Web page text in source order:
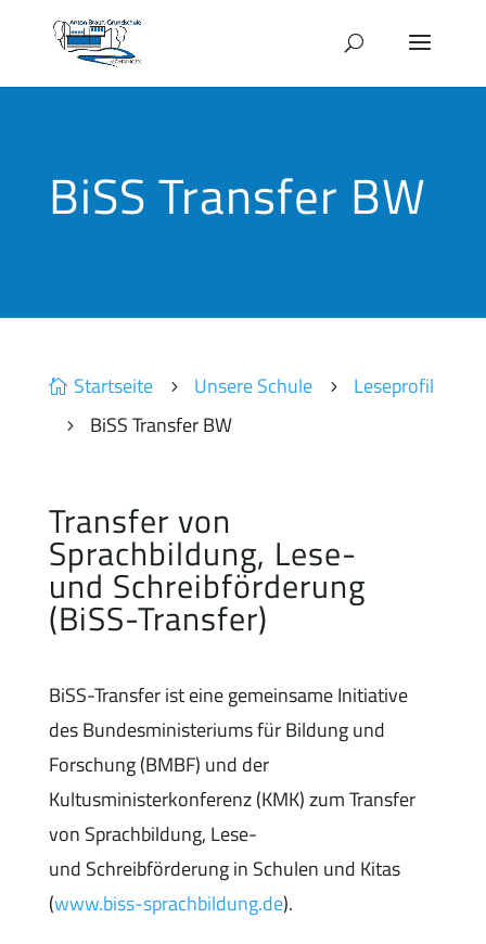
BiSS Transfer BW
 Startseite 5 Unsere Schule 5 Leseprofil
5 BiSS Transfer BW
Transfer von
Sprachbildung, Lese-
und Schreibförderung
(BiSS-Transfer)
BiSS-Transfer ist eine gemeinsame Initiative
des Bundesministeriums für Bildung und
Forschung (BMBF) und der
Kultusministerkonferenz (KMK) zum Transfer
von Sprachbildung, Lese-
und Schreibförderung in Schulen und Kitas
(www.biss-sprachbildung.de).